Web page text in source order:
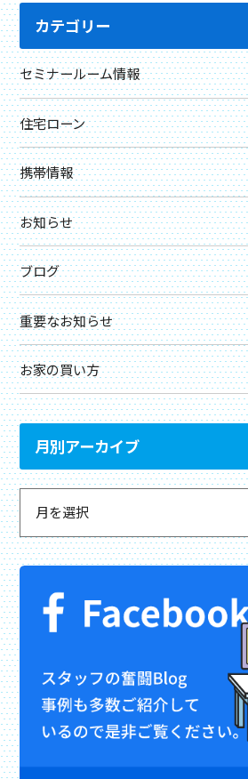
カテゴリー
セミナールーム情報
住宅ローン
携帯情報
お知らせ
ブログ
重要なお知らせ
お家の買い方
月別アーカイブ